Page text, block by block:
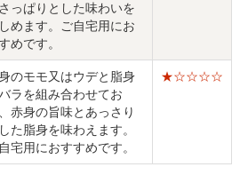
っぱりとした味わいを
めます。ご自宅用にお
めです。
のモモ又はウデと脂身
ラを組み合わせてお
赤身の旨味とあっさり
た脂身を味わえます。
宅用におすすめです。
★☆☆☆☆